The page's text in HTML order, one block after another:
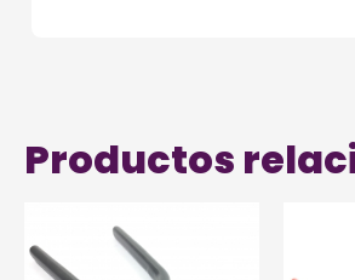
Productos